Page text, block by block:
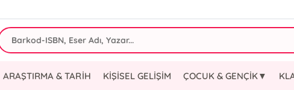
ARAŞTIRMA & TARİH KİŞİSEL GELİŞİM ÇOCUK & GENÇİK▼